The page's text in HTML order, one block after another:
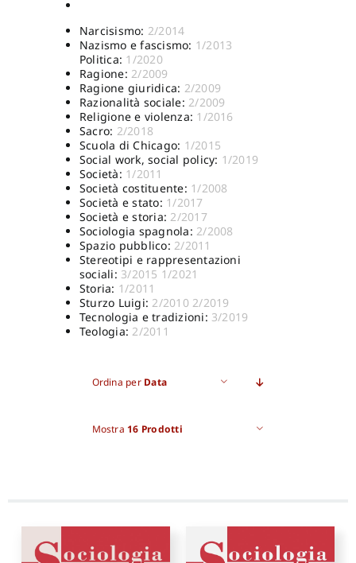
Narcisismo: 2/2014
Nazismo e fascismo: 1/2013
Politica: 1/2020
Ragione: 2/2009
Ragione giuridica: 2/2009
Razionalità sociale: 2/2009
Religione e violenza: 1/2016
Sacro: 2/2018
Scuola di Chicago: 1/2015
Social work, social policy: 1/2019
Società: 1/2011
Società costituente: 1/2008
Società e stato: 1/2017
Società e storia: 2/2017
Sociologia spagnola: 2/2008
Spazio pubblico: 2/2011
Stereotipi e rappresentazioni
sociali: 3/2015 1/2021
Storia: 1/2011
Sturzo Luigi: 2/2010 2/2019
Tecnologia e tradizioni: 3/2019
Teologia: 2/2011
Ordina per Data
Mostra 16 Prodotti